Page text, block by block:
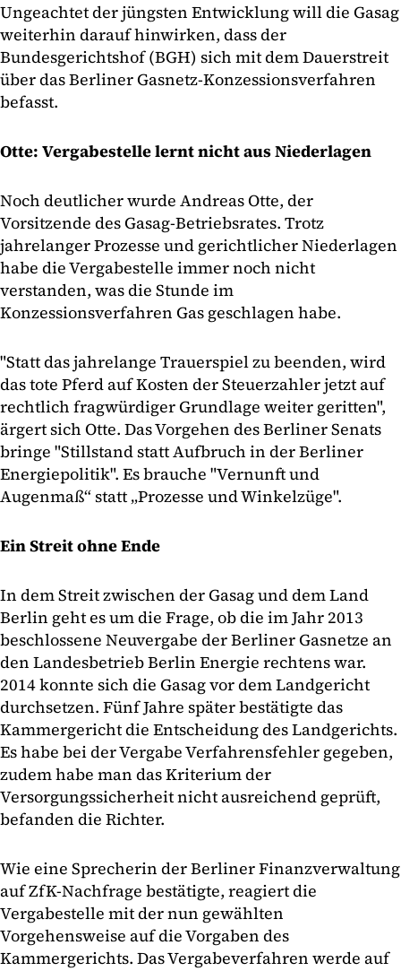
Ungeachtet der jüngsten Entwicklung will die Gasag
weiterhin darauf hinwirken, dass der
Bundesgerichtshof (BGH) sich mit dem Dauerstreit
über das Berliner Gasnetz-Konzessionsverfahren
befasst.
Otte: Vergabestelle lernt nicht aus Niederlagen
Noch deutlicher wurde Andreas Otte, der
Vorsitzende des Gasag-Betriebsrates. Trotz
jahrelanger Prozesse und gerichtlicher Niederlagen
habe die Vergabestelle immer noch nicht
verstanden, was die Stunde im
Konzessionsverfahren Gas geschlagen habe.
"Statt das jahrelange Trauerspiel zu beenden, wird
das tote Pferd auf Kosten der Steuerzahler jetzt auf
rechtlich fragwürdiger Grundlage weiter geritten",
ärgert sich Otte. Das Vorgehen des Berliner Senats
bringe "Stillstand statt Aufbruch in der Berliner
Energiepolitik". Es brauche "Vernunft und
Augenmaß“ statt „Prozesse und Winkelzüge".
Ein Streit ohne Ende
In dem Streit zwischen der Gasag und dem Land
Berlin geht es um die Frage, ob die im Jahr 2013
beschlossene Neuvergabe der Berliner Gasnetze an
den Landesbetrieb Berlin Energie rechtens war.
2014 konnte sich die Gasag vor dem Landgericht
durchsetzen. Fünf Jahre später bestätigte das
Kammergericht die Entscheidung des Landgerichts.
Es habe bei der Vergabe Verfahrensfehler gegeben,
zudem habe man das Kriterium der
Versorgungssicherheit nicht ausreichend geprüft,
befanden die Richter.
Wie eine Sprecherin der Berliner Finanzverwaltung
auf ZfK-Nachfrage bestätigte, reagiert die
Vergabestelle mit der nun gewählten
Vorgehensweise auf die Vorgaben des
Kammergerichts. Das Vergabeverfahren werde auf